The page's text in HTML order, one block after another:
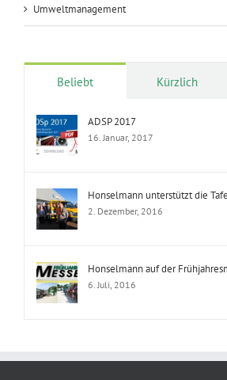
Umweltmanagement
Beliebt Kürzlich
ADSP 2017
16. Januar, 2017
Honselmann unterstützt die
2. Dezember, 2016
Honselmann auf der
6. Juli, 2016